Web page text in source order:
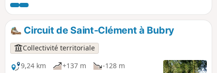
Ruisseau de Trideur complètent le tableau.
Circuit de Saint-Clément à Bubry
Collectivité territoriale
9,24 km
+137 m
-128 m